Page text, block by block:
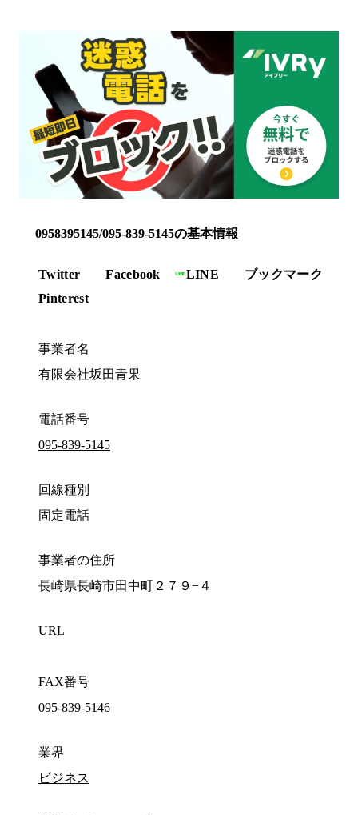
0958395145/095-839-5145の基本情報
Twitter Facebook LINE
ブックマーク
Pinterest
事業者名
有限会社坂田青果
電話番号
095-839-5145
回線種別
固定電話
事業者の住所
長崎県長崎市田中町２７９−４
URL
FAX番号
095-839-5146
業界
ビジネス